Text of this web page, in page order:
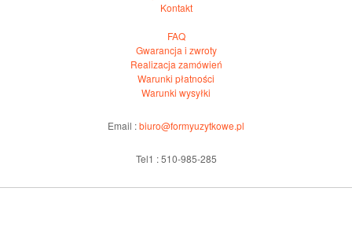
Kontakt
FAQ
Gwarancja i zwroty
Realizacja zamówień
Warunki płatności
Warunki wysyłki
Email :biuro@formyuzytkowe.pl
Tel1 : 510-985-285